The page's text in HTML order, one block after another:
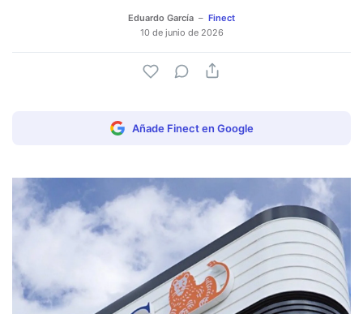
Eduardo García
Finect
10 de junio de 2026
Añade Finect en Google